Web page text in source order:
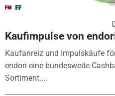
Kaufimpulse von
Kaufanreiz und Impulskäufe
endori eine bundesweite
Sortiment....